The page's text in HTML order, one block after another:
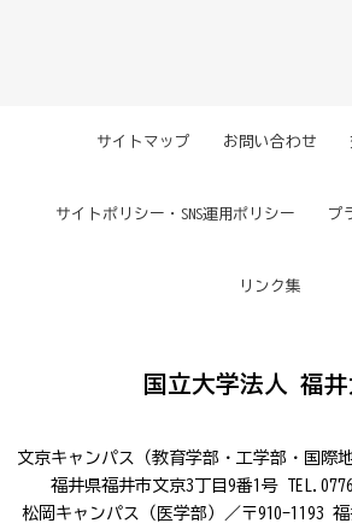
サイトマップ お問い合わせ
サイトポリシー・SNS運用ポリシー プ
リンク集
国立大学法人 福井
文京キャンパス（教育学部・工学部・国際
福井県福井市文京3丁目9番1号
松岡キャンパス（医学部）／〒910-1193